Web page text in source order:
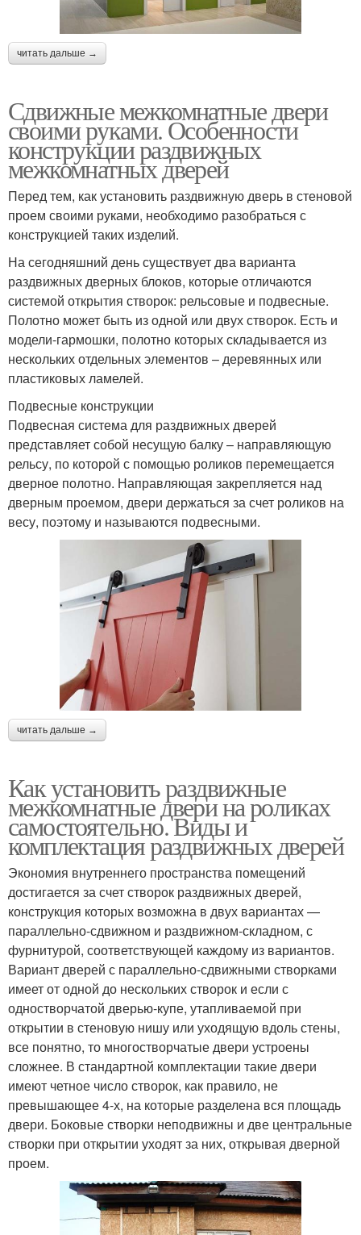
читать дальше →
Сдвижные межкомнатные двери
своими руками. Особенности
конструкции раздвижных
межкомнатных дверей
Перед тем, как установить раздвижную дверь в стеновой
проем своими руками, необходимо разобраться с
конструкцией таких изделий.
На сегодняшний день существует два варианта
раздвижных дверных блоков, которые отличаются
системой открытия створок: рельсовые и подвесные.
Полотно может быть из одной или двух створок. Есть и
модели-гармошки, полотно которых складывается из
нескольких отдельных элементов – деревянных или
пластиковых ламелей.
Подвесные конструкции
Подвесная система для раздвижных дверей
представляет собой несущую балку – направляющую
рельсу, по которой с помощью роликов перемещается
дверное полотно. Направляющая закрепляется над
дверным проемом, двери держаться за счет роликов на
весу, поэтому и называются подвесными.
читать дальше →
Как установить раздвижные
межкомнатные двери на роликах
самостоятельно. Виды и
комплектация раздвижных дверей
Экономия внутреннего пространства помещений
достигается за счет створок раздвижных дверей,
конструкция которых возможна в двух вариантах —
параллельно-сдвижном и раздвижном-складном, с
фурнитурой, соответствующей каждому из вариантов.
Вариант дверей с параллельно-сдвижными створками
имеет от одной до нескольких створок и если с
одностворчатой дверью-купе, утапливаемой при
открытии в стеновую нишу или уходящую вдоль стены,
все понятно, то многостворчатые двери устроены
сложнее. В стандартной комплектации такие двери
имеют четное число створок, как правило, не
превышающее 4-х, на которые разделена вся площадь
двери. Боковые створки неподвижны и две центральные
створки при открытии уходят за них, открывая дверной
проем.